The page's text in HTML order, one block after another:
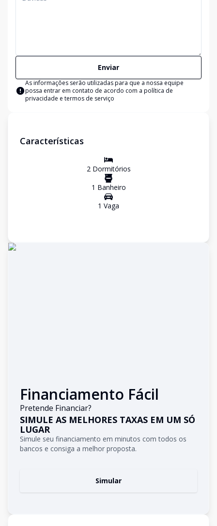
Enviar
As informações serão utilizadas para que a nossa equipe
possa entrar em contato de acordo com a política de
privacidade e termos de serviço
Características
2Dormitórios
1 Banheiro
1 Vaga
Financiamento Fácil
Pretende Financiar?
SIMULE AS MELHORES TAXAS EM UM SÓ
LUGAR
Simule seu financiamento em minutos com todos os
bancos e consiga a melhor proposta.
Simular